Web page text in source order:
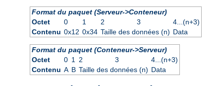
Format du paquet (Serveur->Conteneur)
Octet
0 1 2 3
4...(n+3)
Contenu 0x12 0x34 Taille des données (n) Data
Format du paquet (Conteneur->Serveur)
Octet
0 1 2 3
4...(n+3)
Contenu A B Taille des données (n) Data